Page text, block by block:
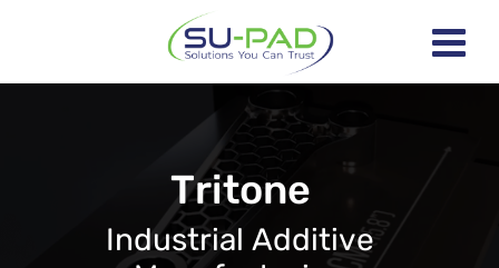
Tritone
Industrial Additive